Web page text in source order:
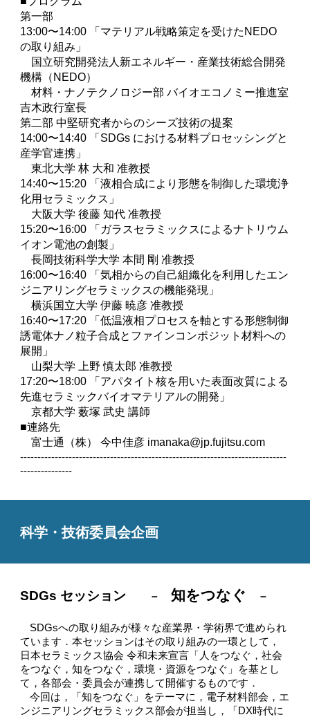
第⼀部
13:00〜14:00 「マテリアル戦略策定を受けたNEDO
の取り組み」
国⽴研究開発法⼈新エネルギー・産業技術総合開発
機構（NEDO）
材料・ナノテクノロジー部 バイオエコノミー推進室
吉⽊政⾏室⻑
第⼆部 中堅研究者からのシーズ技術の提案
14:00〜14:40 「SDGs における材料プロセッシングと
産学官連携」
東北⼤学 林 ⼤和 准教授
14:40〜15:20 「液相合成により形態を制御した環境浄
化⽤セラミックス」
⼤阪⼤学 後藤 知代 准教授
15:20〜16:00 「ガラスセラミックスによるナトリウム
イオン電池の創製」
⻑岡技術科学⼤学 本間 剛 准教授
16:00〜16:40 「気相からの⾃⼰組織化を利⽤したエン
ジニアリングセラミックスの機能発現」
横浜国⽴⼤学 伊藤 暁彦 准教授
16:40〜17:20 「低温液相プロセスを軸とする形態制御
誘電体ナノ粒⼦合成とファインコンポジット材料への
展開」
⼭梨⼤学 上野 慎太郎 准教授
17:20〜18:00 「アパタイト核を⽤いた表⾯改質による
先進セラミックバイオマテリアルの開発」
京都⼤学 薮塚 武史 講師
■連絡先
富⼠通（株） 今中佳彦 imanaka@jp.fujitsu.com
-----------------------------------------------------------------------------
---------------
科学・技術委員会企画
SDGs セッション － 知をつなぐ －
SDGsへの取り組みが様々な産業界・学術界で進められ
ています．本セッションはその取り組みの一環として，
日本セラミックス協会 令和未来宣言「人をつなぐ，社会
をつなぐ，知をつなぐ，環境・資源をつなぐ」を基とし
て，各部会・委員会が連携して開催するものです．
今回は，「知をつなぐ」をテーマに，電子材料部会，エ
ンジニアリングセラミックス部会が担当し，「 DX時代に